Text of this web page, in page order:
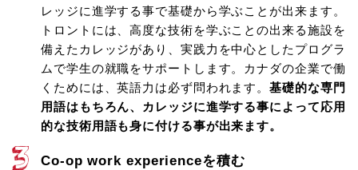
レッジに進学する事で基礎から学ぶことが出来ます。
トロントには、高度な技術を学ぶことの出来る施設を
備えたカレッジがあり、実践力を中心としたプログラ
ムで学生の就職をサポートします。カナダの企業で働
くためには、英語力は必ず問われます。基礎的な専門
用語はもちろん、カレッジに進学する事によって応用
的な技術用語も身に付ける事が出来ます。
Co-op work experienceを積む